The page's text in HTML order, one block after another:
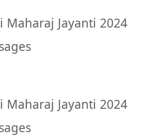
Jayanti 2024
Jayanti 2024